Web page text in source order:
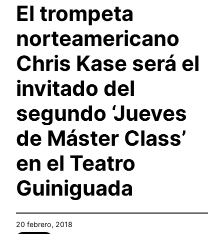
El trompeta
norteamericano
Chris Kase será el
invitado del
segundo ‘Jueves
de Máster Class’
en el Teatro
Guiniguada
20 febrero, 2018